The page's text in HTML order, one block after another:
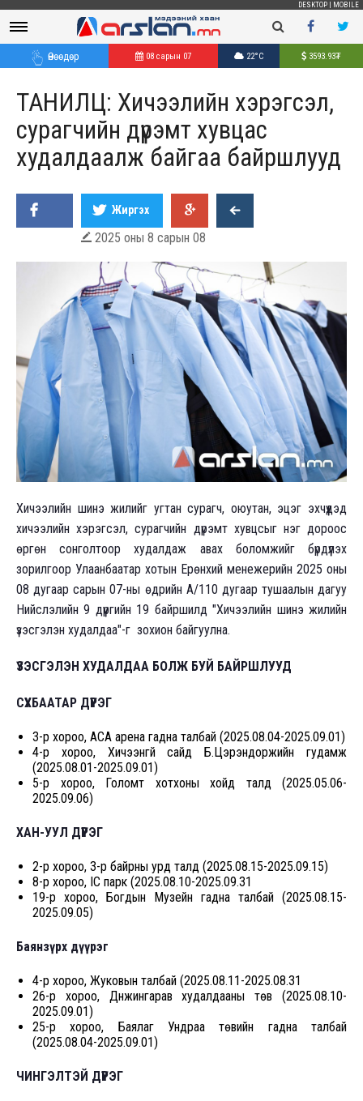
DESKTOP MOBILE
Өнөөдөр 08 сарын 07 22°C 3593.93₮
ТАНИЛЦ: Хичээлийн хэрэгсэл,
сурагчийн дүрэмт хувцас
худалдаалж байгаа байршлууд
Жиргэх
 2025 оны 8 сарын 08
Хичээлийн шинэ жилийг угтан сурагч, оюутан, эцэг эхчүүдэд
хичээлийн хэрэгсэл, сурагчийн дүрэмт хувцсыг нэг дороос
өргөн сонголтоор худалдаж авах боломжийг бүрдүүлэх
зорилгоор Улаанбаатар хотын Ерөнхий менежерийн 2025 оны
08 дугаар сарын 07-ны өдрийн А/110 дугаар тушаалын дагуу
Нийслэлийн 9 дүүргийн 19 байршилд "Хичээлийн шинэ жилийн
үзэсгэлэн худалдаа"-г зохион байгуулна.
ҮЗЭСГЭЛЭН ХУДАЛДАА БОЛЖ БУЙ БАЙРШЛУУД
СҮХБААТАР ДҮҮРЭГ
3-р хороо, АСА арена гадна талбай (2025.08.04-2025.09.01)
4-р хороо, Хичээнгүй сайд Б.Цэрэндоржийн гудамж
(2025.08.01-2025.09.01)
5-р хороо, Голомт хотхоны хойд талд (2025.05.06-
2025.09.06)
ХАН-УУЛ ДҮҮРЭГ
2-р хороо, 3-р байрны урд талд (2025.08.15-2025.09.15)
8-р хороо, IC парк (2025.08.10-2025.09.31
19-р хороо, Богдын Музейн гадна талбай (2025.08.15-
2025.09.05)
Баянзүрх дүүрэг
4-р хороо, Жуковын талбай (2025.08.11-2025.08.31
26-р хороо, Дүнжингарав худалдааны төв (2025.08.10-
2025.09.01)
25-р хороо, Баялаг Ундраа төвийн гадна талбай
(2025.08.04-2025.09.01)
ЧИНГЭЛТЭЙ ДҮҮРЭГ